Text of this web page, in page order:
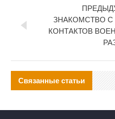
ЗНАКОМСТВО С
КОНТАКТОВ
Связанные статьи